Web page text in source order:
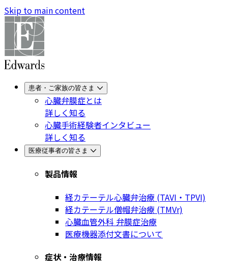
Skip to main content
患者・ご家族の皆さま
心臓弁膜症とは
詳しく知る
心臓手術経験者インタビュー
詳しく知る
医療従事者の皆さま
製品情報
経カテーテル心臓弁治療 (TAVI・TPVI)
経カテーテル僧帽弁治療 (TMVr)
心臓血管外科 弁膜症治療
医療機器添付文書について
症状・治療情報